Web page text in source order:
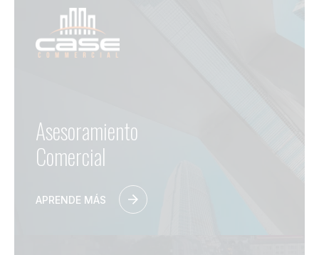
Asesoramiento
Comercial
APRENDE MÁS